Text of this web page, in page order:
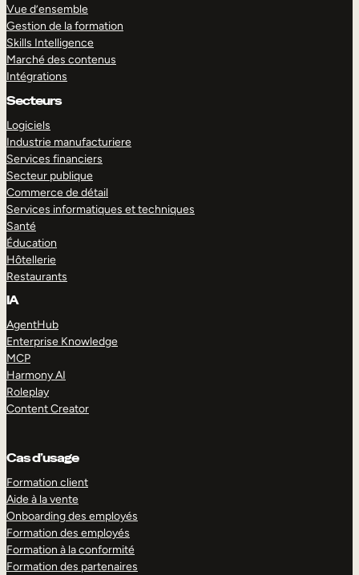
Vue d’ensemble
Gestion de la formation
Skills Intelligence
Marché des contenus
Intégrations
Secteurs
Logiciels
Industrie manufacturiere
Services financiers
Secteur publique
Commerce de détail
Services informatiques et techniques
Santé
Éducation
Hôtellerie
Restaurants
IA
AgentHub
Enterprise Knowledge
MCP
Harmony AI
Roleplay
Content Creator
Cas d’usage
Formation client
Aide à la vente
Onboarding des employés
Formation des employés
Formation à la conformité
Formation des partenaires